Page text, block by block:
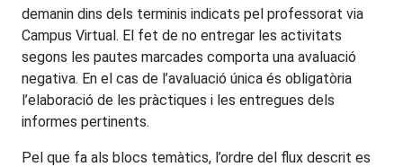
demanin dins dels terminis indicats pel professorat via
Campus Virtual. El fet de no entregar les activitats
segons les pautes marcades comporta una avaluació
negativa. En el cas de l’avaluació única és obligatòria
l’elaboració de les pràctiques i les entregues dels
informes pertinents.
Pel que fa als blocs temàtics, l’ordre del flux descrit es